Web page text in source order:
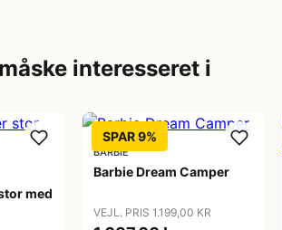
interesseret i
med
SPAR 9%
BARBIE
Barbie Dream Camper
VEJL. PRIS 1.199,00 KR